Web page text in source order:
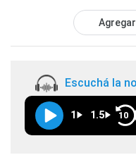
Escuchá la
1 1.5 10